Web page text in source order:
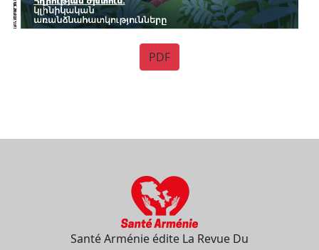
PDF
Santé Arménie édite La Revue Du